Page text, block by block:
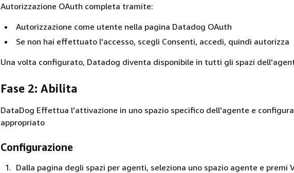
Autorizzazione OAuth completa tramite:
Autorizzazione come utente nella pagina Datadog OAuth
Se non hai effettuato l'accesso, scegli Consenti, accedi, quindi autorizza
Una volta configurato, Datadog diventa disponibile in tutti gli spazi
Fase 2: Abilita
DataDog Effettua l'attivazione in uno spazio specifico dell'agente e
appropriato
Configurazione
Dalla pagina degli spazi per agenti, seleziona uno spazio agente e premi